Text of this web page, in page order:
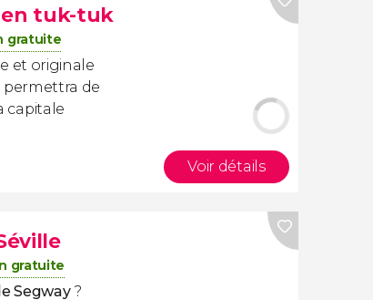
en tuk-tuk
gratuite
et originale
permettra de
capitale
Voir détails
gratuite
Segway?